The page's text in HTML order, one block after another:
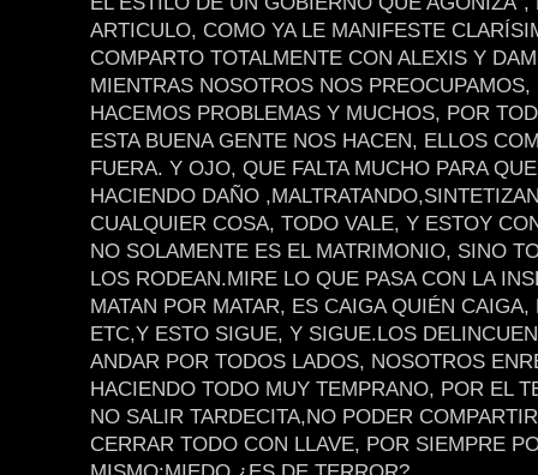
ARTICULO, COMO YA LE MANIFESTE
COMPARTO TOTALMENTE CON ALEXIS Y
MIENTRAS NOSOTROS NOS PREOCUPAMOS,
HACEMOS PROBLEMAS Y MUCHOS, POR
ESTA BUENA GENTE NOS HACEN, ELLOS
FUERA. Y OJO, QUE FALTA MUCHO PARA
HACIENDO DAÑO
CUALQUIER COSA, TODO VALE, Y ESTOY
NO SOLAMENTE ES EL MATRIMONIO, SINO
LOS RODEAN.MIRE LO QUE PASA CON LA
MATAN POR MATAR, ES CAIGA QUIÉN CAIGA,
ETC,Y ESTO SIGUE, Y SIGUE.LOS
ANDAR POR TODOS LADOS, NOSOTROS
HACIENDO TODO MUY TEMPRANO, POR EL
NO SALIR TARDECITA,NO PODER
CERRAR TODO CON LLAVE, POR SIEMPRE